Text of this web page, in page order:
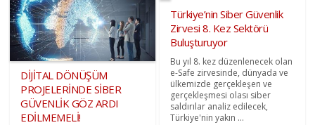
DİJİTAL DÖNÜŞÜM
PROJELERİNDE SİBER
GÜVENLİK GÖZ ARDI
EDİLMEMELİ!
Türkiye’nin Siber Güvenlik
Zirvesi 8. Kez Sektörü
Buluşturuyor
Bu yıl 8. kez düzenlenecek olan
e-Safe zirvesinde, dünyada ve
ülkemizde gerçekleşen ve
gerçekleşmesi olası siber
saldırılar analiz edilecek,
Türkiye'nin yakın ...